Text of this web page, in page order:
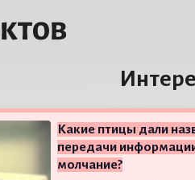
Какие птицы дали
передачи
молчание?